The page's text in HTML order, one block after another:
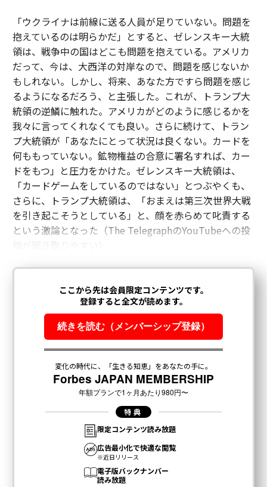
「ウクライナは前線に送る人員が足りていない。問題を
抱えているのは明らかだ」とすると、ゼレンスキー大統
領は、戦争中の国はどこも問題を抱えている。アメリカ
だって、今は、大西洋の対岸なので、問題を感じないか
もしれない。しかし、将来、あなた方ですら問題を感じ
るようになるだろう、と主張した。これが、トランプ大
統領の逆鱗に触れた。アメリカがどのように感じるかを
我々に言ってくれなくても良い。さらに続けて、トラン
プ大統領が「あなたにとって状況は良くない。カードを
何ももっていない。鉱物権益の合意に署名すれば、カー
ドをもつ」と圧力をかけた。ゼレンスキー大統領は、
「カードゲームをしているのではない」とつぶやくも、
さらに、トランプ大統領は、「おまえは第三次世界大戦
を引き起こそうとしている」と、顔を赤らめて叱責する
という激論となった（The TelegraphのYouTubeへの投